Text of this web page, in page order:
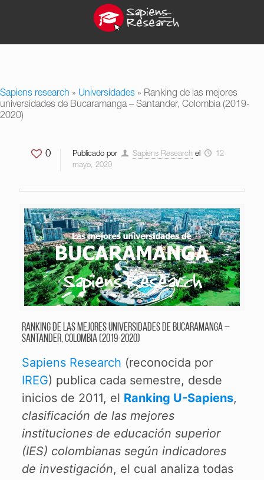
Sapiens research » Universidades » Ranking de las mejores
universidades de Bucaramanga – Santander, Colombia (2019-
2020)
0 Publicado por Sapiens Research el
12
mayo, 2020
Ranking de las mejores universidades de Bucaramanga –
Santander, Colombia (2019-2020)
Sapiens Research (reconocida por
IREG) publica cada semestre, desde
inicios de 2011, el Ranking U-Sapiens,
clasificación de las mejores
instituciones de educación superior
(IES) colombianas según indicadores
de investigación, el cual analiza todas